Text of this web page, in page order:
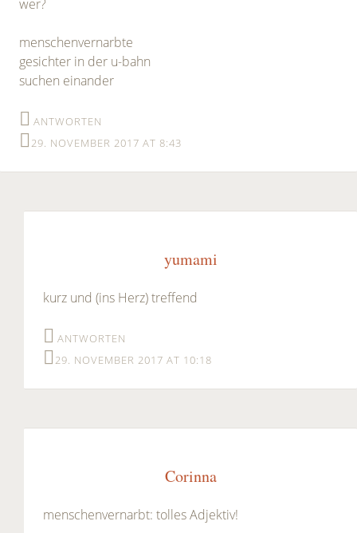
wer?
menschenvernarbte
gesichter in der u-bahn
suchen einander
ANTWORTEN
29. NOVEMBER 2017 AT 8:43
yumami
kurz und (ins Herz) treffend
ANTWORTEN
29. NOVEMBER 2017 AT 10:18
Corinna
menschenvernarbt: tolles Adjektiv!